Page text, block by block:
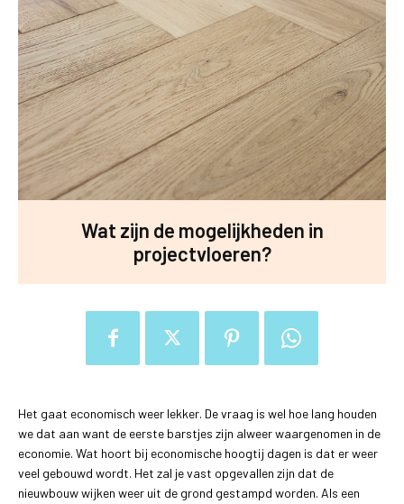
Wat zijn de mogelijkheden in
projectvloeren?
Het gaat economisch weer lekker. De vraag is wel hoe lang houden
we dat aan want de eerste barstjes zijn alweer waargenomen in de
economie. Wat hoort bij economische hoogtij dagen is dat er weer
veel gebouwd wordt. Het zal je vast opgevallen zijn dat de
nieuwbouw wijken weer uit de grond gestampd worden. Als een